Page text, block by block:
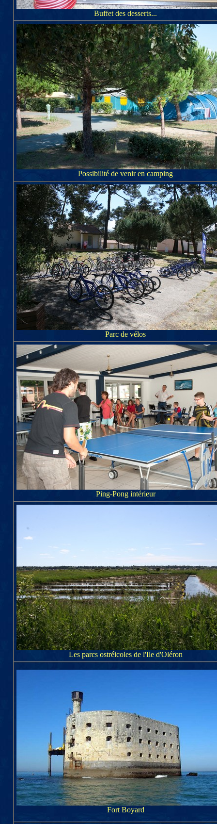
Buffet des desserts...
Possibilité de venir en camping
Parc de vélos
Ping-Pong intérieur
Les parcs ostréicoles de l'Ile d'Oléron
Fort Boyard